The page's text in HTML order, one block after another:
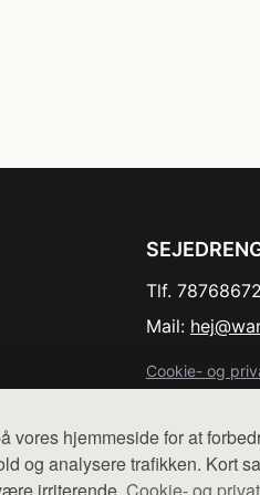
vores hjemmeside for at
og analysere trafikken. Kort
Tlf. 78768672
Mail:
Cookie- og